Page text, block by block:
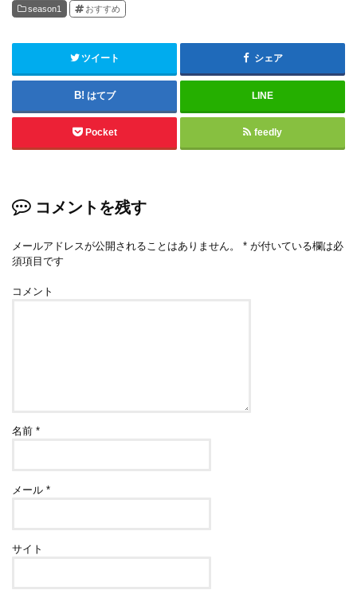
season1 おすすめ
ツイート シェア
はてブ LINE
Pocket feedly
コメントを残す
メールアドレスが公開されることはありません。 * が付いている欄は必
須項目です
コメント
名前*
メール*
サイト